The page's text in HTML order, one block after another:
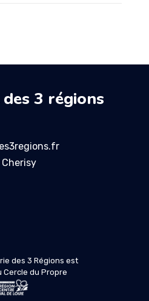
3 régions
des 3 Régions est
Cercle du Propre